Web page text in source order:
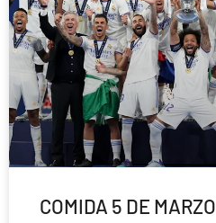
COMIDA 5 DE MARZO